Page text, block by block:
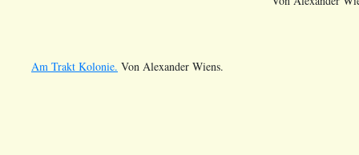
Am Trakt Kolonie. Von Alexander Wiens.